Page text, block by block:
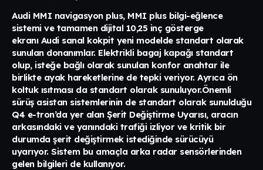
Audi MMI navigasyon plus, MMI plus bilgi-eğlence
sistemi ve tamamen dijital 10,25 inç gösterge
ekranı Audi sanal kokpit yeni modelde standart olarak
sunulan donanımlar. Elektrikli bagaj kapağı standart
olup, isteğe bağlı olarak sunulan konfor anahtar ile
birlikte ayak hareketlerine de tepki veriyor. Ayrıca ön
koltuk ısıtması da standart olarak sunuluyor.Önemli
sürüş asistan sistemlerinin de standart olarak sunulduğu
Q4 e-tron’da yer alan Şerit Değiştirme Uyarısı, aracın
arkasındaki ve yanındaki trafiği izliyor ve kritik bir
durumda şerit değiştirmek istediğinde sürücüyü
uyarıyor. Sistem bu amaçla arka radar sensörlerinden
gelen bilgileri de kullanıyor.